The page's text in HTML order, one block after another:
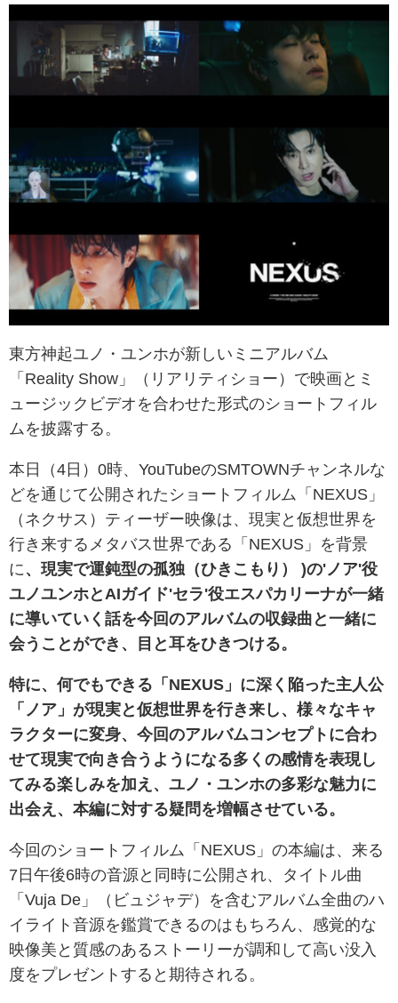
東方神起ユノ・ユンホが新しいミニアルバム
「Reality Show」（リアリティショー）で映画とミ
ュージックビデオを合わせた形式のショートフィル
ムを披露する。
本日（4日）0時、YouTubeのSMTOWNチャンネルな
どを通じて公開されたショートフィルム「NEXUS」
（ネクサス）ティーザー映像は、現実と仮想世界を
行き来するメタバス世界である「NEXUS」を背景
に 、現実で運鈍型の孤独（ひきこもり） )の'ノア'役
ユノユンホとAIガイド'セラ'役エスパカリーナが一緒
に導いていく話を今回のアルバムの収録曲と一緒に
会うことができ、目と耳をひきつける。
特に、何でもできる「NEXUS」に深く陥った主人公
「ノア」が現実と仮想世界を行き来し、様々なキャ
ラクターに変身、今回のアルバムコンセプトに合わ
せて現実で向き合うようになる多くの感情を表現し
てみる楽しみを加え、ユノ・ユンホの多彩な魅力に
出会え、本編に対する疑問を増幅させている。
今回のショートフィルム「NEXUS」の本編は、来る
7日午後6時の音源と同時に公開され、タイトル曲
「Vuja De」（ビュジャデ）を含むアルバム全曲のハ
イライト音源を鑑賞できるのはもちろん、感覚的な
映像美と質感のあるストーリーが調和して高い没入
度をプレゼントすると期待される。